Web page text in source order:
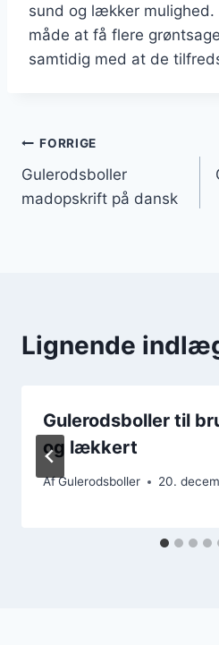
sund og lækker
måde at få flere
samtidig med at de
FORRIGE
Gulerodsboller
madopskrift på dansk
Lignende
Gulerodsboller til
og lækkert
AfGulerodsboller 20.